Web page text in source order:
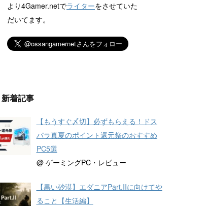
より4Gamer.netでライターをさせていた
だいてます。
新着記事
【もうすぐ〆切】必ずもらえる！ドス
パラ真夏のポイント還元祭のおすすめ
PC5選
@ ゲーミングPC・レビュー
【黒い砂漠】エダニアPart.IIに向けてや
ること【生活編】